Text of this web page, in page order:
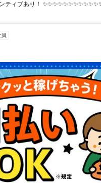
ィブあり！
員